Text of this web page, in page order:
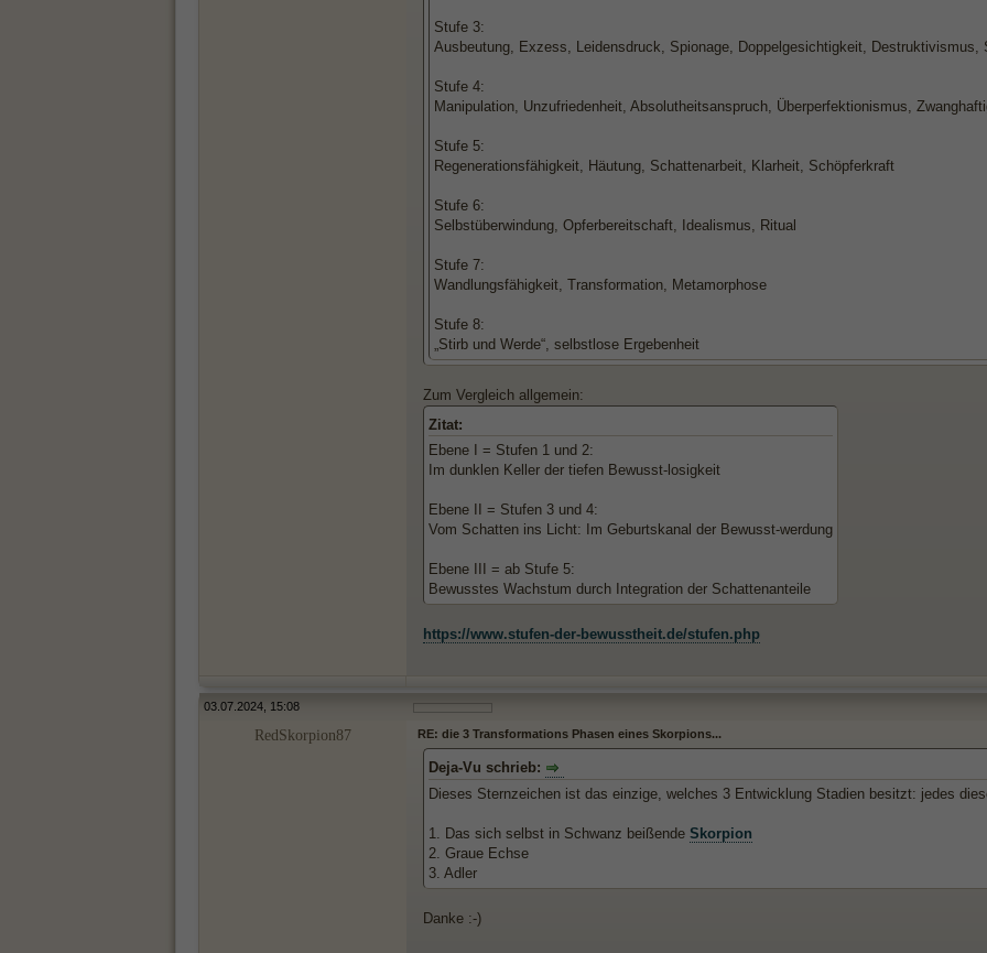
Stufe 3:
Ausbeutung, Exzess, Leidensdruck, Spionage, Doppelgesichtigkeit, Destruktivismus,
Stufe 4:
Manipulation, Unzufriedenheit, Absolutheitsanspruch, Überperfektionismus,
Stufe 5:
Regenerationsfähigkeit, Häutung, Schattenarbeit, Klarheit, Schöpferkraft
Stufe 6:
Selbstüberwindung, Opferbereitschaft, Idealismus, Ritual
Stufe 7:
Wandlungsfähigkeit, Transformation, Metamorphose
Stufe 8:
„Stirb und Werde“, selbstlose Ergebenheit
Zum Vergleich allgemein:
Zitat:
Ebene I = Stufen 1 und 2:
Im dunklen Keller der tiefen Bewusst-losigkeit
Ebene II = Stufen 3 und 4:
Vom Schatten ins Licht: Im Geburtskanal der Bewusst-werdung
Ebene III = ab Stufe 5:
Bewusstes Wachstum durch Integration der Schattenanteile
https://www.stufen-der-bewusstheit.de/stufen.php
03.07.2024, 15:08
RedSkorpion87 RE: die 3 Transformations Phasen eines Skorpions...
Deja-Vu schrieb:
Dieses Sternzeichen ist das einzige, welches 3 Entwicklung Stadien besitzt: jedes
1. Das sich selbst in Schwanz beißende Skorpion
2. Graue Echse
3. Adler
Danke :-)